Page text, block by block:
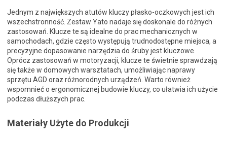
Jednym z największych atutów kluczy płasko-oczkowych jest ich
wszechstronność. Zestaw Yato nadaje się doskonale do różnych
zastosowań. Klucze te są idealne do prac mechanicznych w
samochodach, gdzie często występują trudnodostępne miejsca, a
precyzyjne dopasowanie narzędzia do śruby jest kluczowe.
Oprócz zastosowań w motoryzacji, klucze te świetnie sprawdzają
się także w domowych warsztatach, umożliwiając naprawy
sprzętu AGD oraz różnorodnych urządzeń. Warto również
wspomnieć o ergonomicznej budowie kluczy, co ułatwia ich użycie
podczas dłuższych prac.
Materiały Użyte do Produkcji